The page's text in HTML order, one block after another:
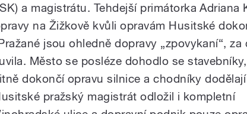
a magistrátu. Tehdejší primátorka Adriana
na Žižkově kvůli opravám Husitské
jsou ohledně dopravy „zpovykaní“, za
Město se posléze dohodlo se
dokončí opravu silnice a chodníky
pražský magistrát odložil i kompletní